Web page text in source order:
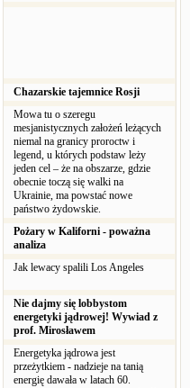
Chazarskie tajemnice Rosji
Mowa tu o szeregu
mesjanistycznych założeń leżących
niemal na granicy proroctw i
legend, u których podstaw leży
jeden cel – że na obszarze, gdzie
obecnie toczą się walki na
Ukrainie, ma powstać nowe
państwo żydowskie.
Pożary w Kaliforni - poważna
analiza
Jak lewacy spalili Los Angeles
Nie dajmy się lobbystom
energetyki jądrowej! Wywiad z
prof. Mirosławem
Energetyka jądrowa jest
przeżytkiem - nadzieje na tanią
energię dawała w latach 60.